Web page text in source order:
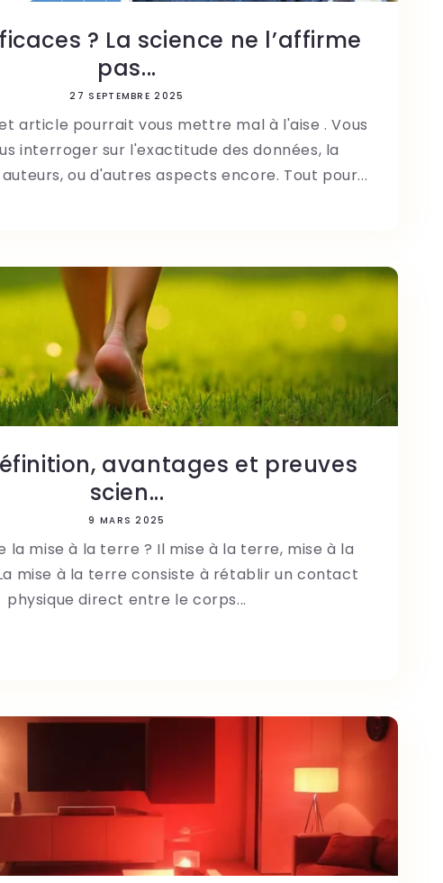
? La science ne l’affirme
pas...
27 SEPTEMBRE 2025
article pourrait vous mettre mal à l'aise . Vous
interroger sur l'exactitude des données, la
ou d'autres aspects encore. Tout pour...
avantages et preuves
scien...
9 MARS 2025
la mise à la terre ? Il mise à la terre, mise à la
mise à la terre consiste à rétablir un contact
physique direct entre le corps...